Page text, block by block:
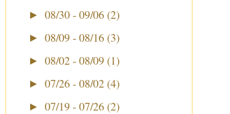
► 08/30 - 09/06 (2)
► 08/09 - 08/16 (3)
► 08/02 - 08/09 (1)
► 07/26 - 08/02 (4)
► 07/19 - 07/26 (2)